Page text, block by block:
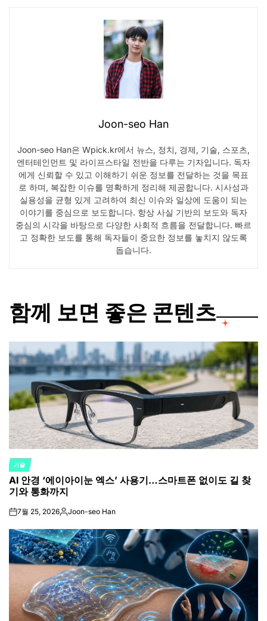
Joon-seo Han
Joon-seo Han은 Wpick.kr에서 뉴스, 정치, 경제, 기술, 스포츠,
엔터테인먼트 및 라이프스타일 전반을 다루는 기자입니다. 독자
에게 신뢰할 수 있고 이해하기 쉬운 정보를 전달하는 것을 목표
로 하며, 복잡한 이슈를 명확하게 정리해 제공합니다. 시사성과
실용성을 균형 있게 고려하여 최신 이슈와 일상에 도움이 되는
이야기를 중심으로 보도합니다. 항상 사실 기반의 보도와 독자
중심의 시각을 바탕으로 다양한 사회적 흐름을 전달합니다. 빠르
고 정확한 보도를 통해 독자들이 중요한 정보를 놓치지 않도록
돕습니다.
함께 보면 좋은 콘텐츠
POSTED
IN
기술
AI 안경 ‘에이아이눈 엑스’ 사용기…스마트폰 없이도 길 찾
기와 통화까지
on7월 25, 2026Posted
Joon-seo Han